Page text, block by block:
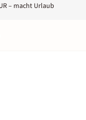
– macht Urlaub